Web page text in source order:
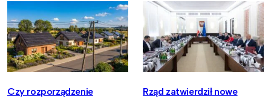
Czy rozporządzenie
Rząd zatwierdził nowe